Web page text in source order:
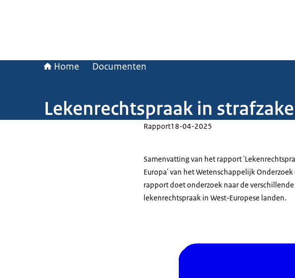
Home Documenten
Lekenrechtspraak in
Rapport18-04-2025
Samenvatting van het rapport
Europa' van het Wetenschappelijk
rapport doet onderzoek naar de
lekenrechtspraak in West-Europese landen.